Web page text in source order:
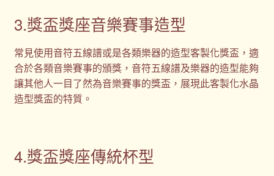
3.獎盃獎座音樂賽事造型
常見使用音符五線譜或是各類樂器的造型客製化獎盃，適
合於各類音樂賽事的頒獎，音符五線譜及樂器的造型能夠
讓其他人一目了然為音樂賽事的獎盃，展現此客製化水晶
造型獎盃的特質。
4.獎盃獎座傳統杯型